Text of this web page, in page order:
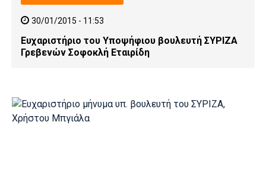
30/01/2015 - 11:53
Ευχαριστήριο του Υποψήφιου βουλευτή ΣΥΡΙΖΑ
Γρεβενών Σοφοκλή Εταιρίδη